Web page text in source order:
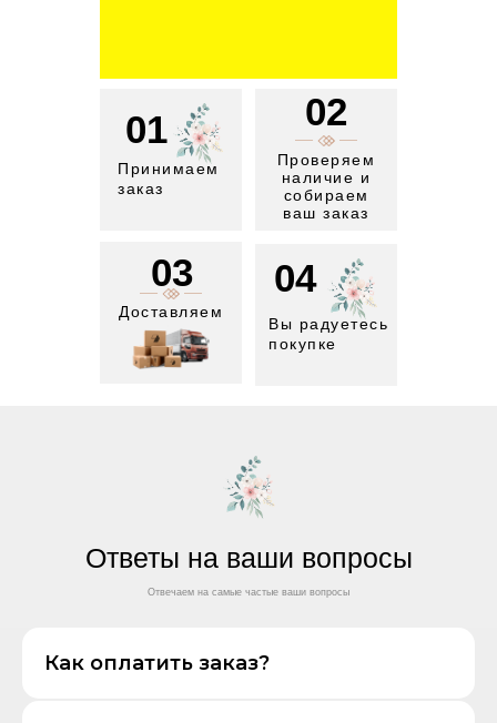
01
Принимаем
заказ
02
Проверяем
наличие и
собираем
ваш заказ
03
Доставляем
04
Вы радуетесь
покупке
Ответы на ваши вопросы
Отвечаем на самые частые ваши вопросы
Как оплатить заказ?